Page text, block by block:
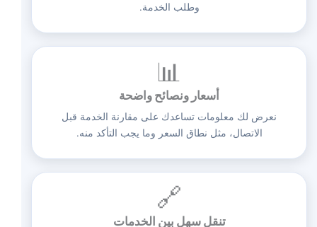
وطلب الخدمة.
📊
أسعار ونصائح واضحة
نعرض لك معلومات تساعدك على مقارنة الخدمة قبل
الاتصال، مثل نطاق السعر وما يجب التأكد منه.
🔗
تنقل سهل بين الخدمات